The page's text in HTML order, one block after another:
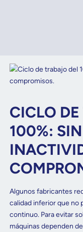
CICLO
100%:
Algunos fabricantes
calidad inferior que no
continuo. Para evitar
máquinas dependen